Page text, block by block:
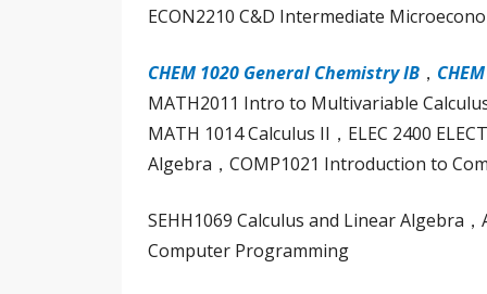
ECON2210 C&D Intermediate
CHEM 1020 General Chemistry IB ，
MATH2011 Intro to Multivariable
MATH 1014 Calculus II，ELEC 2400
Algebra，COMP1021 Introduction to
SEHH1069 Calculus and Linear Algebra
Computer Programming